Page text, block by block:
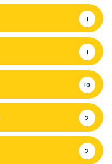
1
1
10
2
2